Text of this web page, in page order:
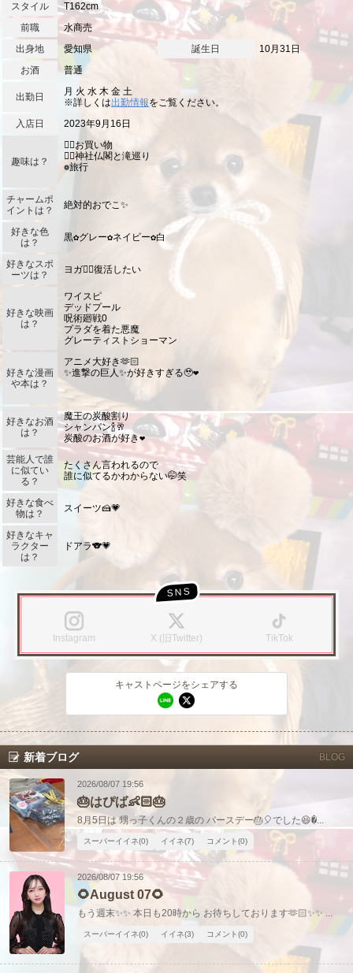
スタイル
T162cm
前職
水商売
出身地
愛知県 誕生日
10月31日
お酒
普通
出勤日
月 火 水 木 金 土
※詳しくは出勤情報をご覧ください。
入店日
2023年9月16日
趣味は？
❁⃘お買い物
❁⃘神社仏閣と滝巡り
❁旅行
チャームポ
イントは？
絶対的おでこ✨
好きな色
は？
黒︎✿グレー︎✿ネイビー︎✿白
好きなスポ
ーツは？
ヨガ🧘‍♀️復活したい
好きな映画
は？
︎ワイスピ
デッドプール
︎呪術廻戦0
プラダを着た悪魔
グレーティストショーマン
好きな漫画
や本は？
アニメ大好き🫶🏻
︎✨進撃の巨人✨が好きすぎる🥹❤️
好きなお酒
は？
魔王︎の炭酸割り
シャンパン🍾🥂
炭酸のお酒が好き❤️
芸能人で誰
に似てい
る？
たくさん言われるので
誰に似てるかわからない🤭笑
好きな食べ
物は？
スイーツ🍰💗
好きなキャ
ラクター
は？
ドアラ🐨💗
Instagram X (旧Twitter) TikTok
キャストページをシェアする
キャストページをシェアする
新着ブログ BLOG
2026/08/07 19:56
🎂はぴば👶🏻🎂
8月5日は 甥っ子くんの２歳の バースデー🎂🎈でした😆�...
スーパーイイネ(0) イイネ(7) コメント(0)
2026/08/07 19:56
🌻August 07🌻
もう週末✨✨ 本日も20時から お待ちしております🫶🏻✨✨ ...
スーパーイイネ(0) イイネ(3) コメント(0)
このお店をシェアする
会員ログイン
店舗ログイン
新規会員登録
北海道